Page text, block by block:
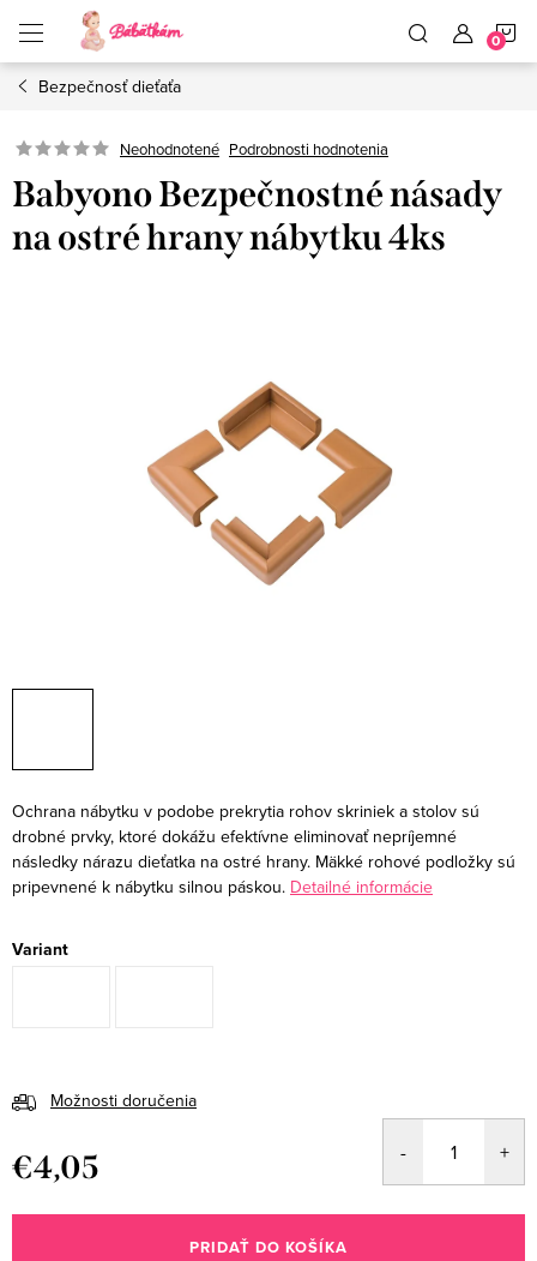
obsah
Bezpečnosť dieťaťa
Neohodnotené Podrobnosti hodnotenia
Babyono Bezpečnostné násady
na ostré hrany nábytku 4ks
Ochrana nábytku v podobe prekrytia rohov skriniek a stolov sú
drobné prvky, ktoré dokážu efektívne eliminovať nepríjemné
následky nárazu dieťatka na ostré hrany. Mäkké rohové podložky sú
pripevnené k nábytku silnou páskou. Detailné informácie
Variant
Možnosti doručenia
€4,05
cena:
PRIDAŤ DO KOŠÍKA